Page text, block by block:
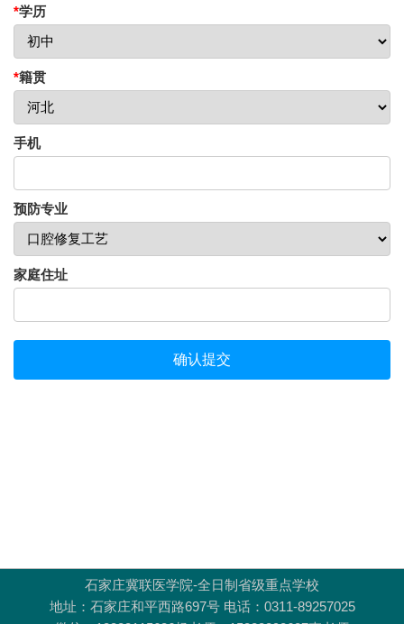
石家庄冀联医学院-全日制省级重点学校
地址：石家庄和平西路697号 电话：0311-89257025